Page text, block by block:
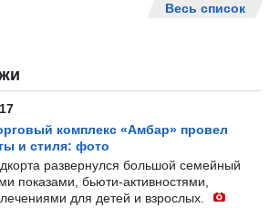
Весь список
комплекс «Амбар» провел
и стиля: фото
развернулся большой семейный
показами, бьюти-активностями,
для детей и взрослых.